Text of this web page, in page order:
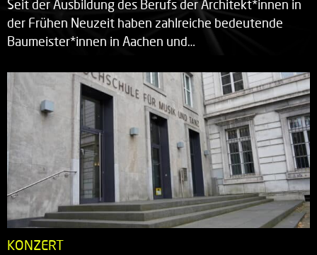
Seit der Ausbildung des Berufs der Architekt*innen in
der Frühen Neuzeit haben zahlreiche bedeutende
Baumeister*innen in Aachen und…
KONZERT